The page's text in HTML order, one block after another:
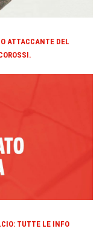
ATTACCANTE DEL
TUTTE LE INFO